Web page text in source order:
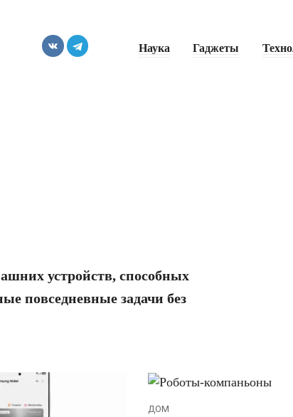
Наука Гаджеты
устройств, способных
повседневные задачи без
ДОМ